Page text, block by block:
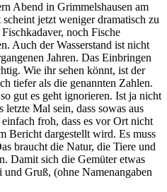
Abend in Grimmelshausen am
jetzt weniger dramatisch zu
noch Fische
Auch der Wasserstand ist nicht
Jahren. Das Einbringen
Wie ihr sehen könnt, ist der
tiefer als die genannten Zahlen.
gut es geht ignorieren. Ist ja nicht
Mal sein, dass sowas aus
froh, dass es vor Ort nicht
Bericht dargestellt wird. Es muss
braucht die Natur, die Tiere und
Damit sich die Gemüter etwas
Gruß, (ohne Namenangaben